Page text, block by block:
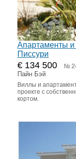
Апартаменты
Писсури
€ 134 500 №
Пайн Бэй
Виллы и
проекте с
кортом.